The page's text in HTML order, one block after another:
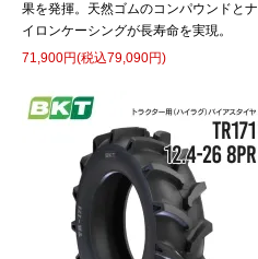
果を発揮。天然ゴムのコンパウンドとナ
イロンケーシングが長寿命を実現。
71,900円(税込79,090円)